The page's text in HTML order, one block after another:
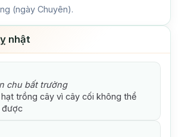
(ngày Chuyên).
nhật
chu bất trường
trồng cây vì cây cối không thể
được